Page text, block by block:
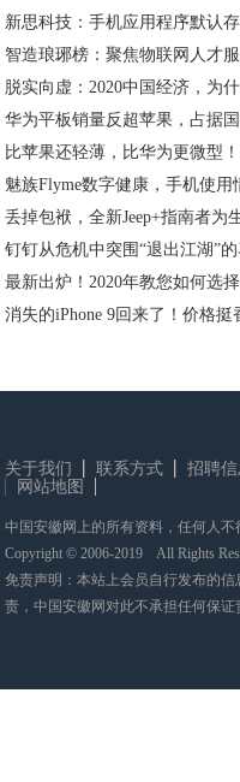
新思科技：手机应用程序默认
智造琅琊榜：聚焦物联网人才
脱实向虚：2020中国经济，为
华为平板销量反超苹果，占据国
比苹果还轻薄，比华为更微型！
魅族Flyme数字健康，手机使用
丢掉包袱，全新Jeep+指南者为
钉钉从危机中突围“退出江湖”
最新出炉！2020年教您如何选
消失的iPhone 9回来了！价格挺
关于我们 联系方式 招聘信
网站地图
中国安徽网上的所有资料，任何人
Copyright © 2006-2019 All Rights
免责声明：本站上会员自行发布的
责，中国安徽网对此不承担任何保证